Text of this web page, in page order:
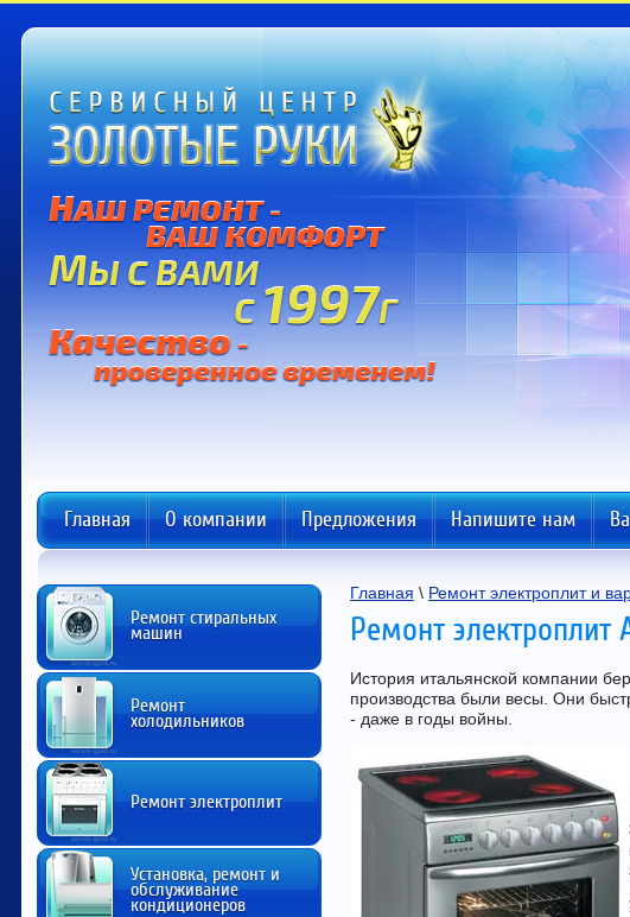
Главная О компании Предложения Напишите нам
Главная \ Ремонт электроплит и
Ремонт электроплит
История итальянской компании
производства были весы. Они
- даже в годы войны.
Ремонт стиральных
машин
Ремонт
холодильников
Ремонт электроплит
Установка, ремонт и
обслуживание
кондиционеров